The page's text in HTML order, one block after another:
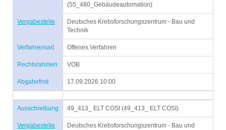
(55_480_Gebäudeautomation)
Vergabestelle
Deutsches Krebsforschungszentrum - Bau und
Technik
Verfahrensart Offenes Verfahren
Rechtsrahmen VOB
Abgabefrist 17.09.2026 10:00
Ausschreibung 49_413_ ELT COSI (49_413_ ELT COSI)
Vergabestelle
Deutsches Krebsforschungszentrum - Bau und